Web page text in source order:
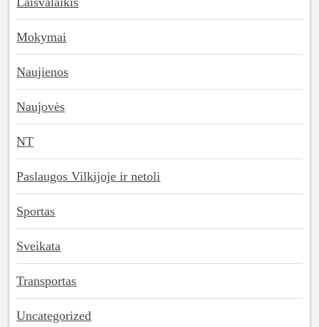
Mokymai
Naujienos
Naujovės
NT
Paslaugos Vilkijoje ir netoli
Sportas
Sveikata
Transportas
Uncategorized